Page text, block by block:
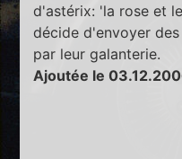
d'astérix: 'la rose et
décide d'envoyer
par leur galanterie.
Ajoutée le